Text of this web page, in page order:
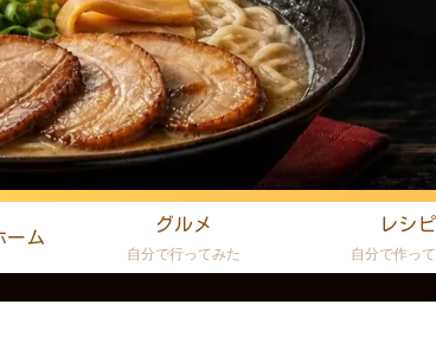
ーム
グルメ
自分で行ってみた
レシピ
自分で作っ